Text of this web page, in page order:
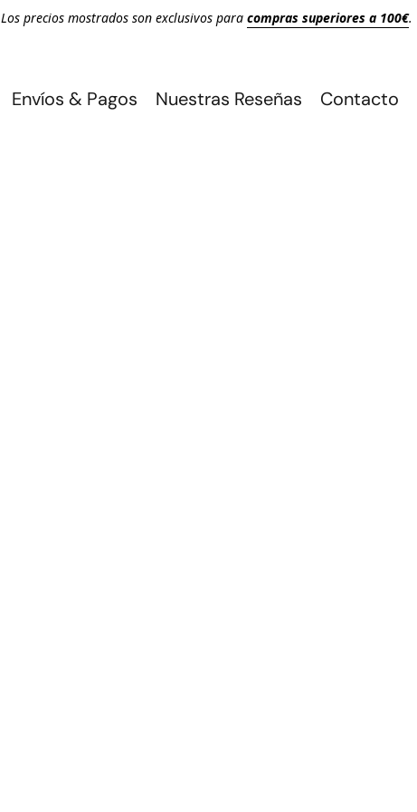
Los precios mostrados son exclusivos para compras superiores a 100€.
Envíos & Pagos Nuestras Reseñas Contacto